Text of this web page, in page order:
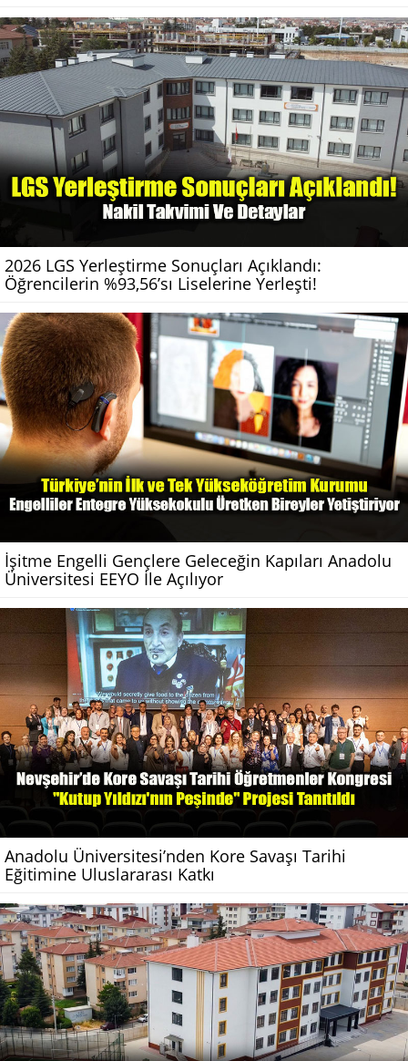
2026 LGS Yerleştirme Sonuçları Açıklandı:
Öğrencilerin %93,56’sı Liselerine Yerleşti!
İşitme Engelli Gençlere Geleceğin Kapıları Anadolu
Üniversitesi EEYO İle Açılıyor
Anadolu Üniversitesi’nden Kore Savaşı Tarihi
Eğitimine Uluslararası Katkı